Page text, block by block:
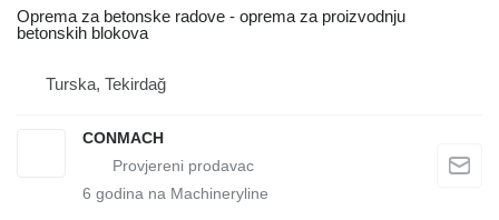
Oprema za betonske radove - oprema za proizvodnju
betonskih blokova
Turska, Tekirdağ
CONMACH
6 godina na Machineryline